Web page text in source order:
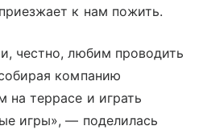
к нам пожить.
честно, любим проводить
компанию
на террасе и играть
игры», — поделилась